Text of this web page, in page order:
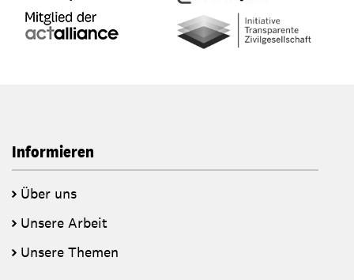
Informieren
Über uns
Unsere Arbeit
Unsere Themen